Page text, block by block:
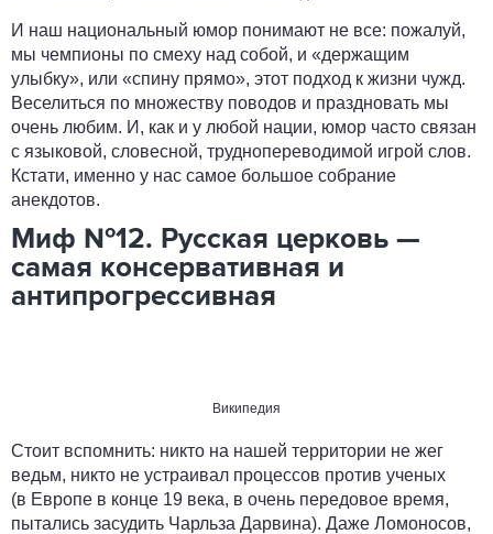
И наш национальный юмор понимают не все: пожалуй,
мы чемпионы по смеху над собой, и «держащим
улыбку», или «спину прямо», этот подход к жизни чужд.
Веселиться по множеству поводов и праздновать мы
очень любим. И, как и у любой нации, юмор часто связан
с языковой, словесной, труднопереводимой игрой слов.
Кстати, именно у нас самое большое собрание
анекдотов.
Миф №12. Русская церковь —
самая консервативная и
антипрогрессивная
Википедия
Стоит вспомнить: никто на нашей территории не жег
ведьм, никто не устраивал процессов против ученых
(в Европе в конце 19 века, в очень передовое время,
пытались засудить Чарльза Дарвина). Даже Ломоносов,